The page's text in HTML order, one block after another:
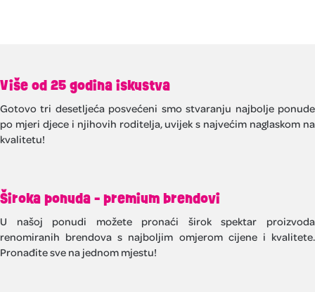
Više od 25 godina iskustva
Gotovo tri desetljeća posvećeni smo stvaranju najbolje ponude
po mjeri djece i njihovih roditelja, uvijek s najvećim naglaskom na
kvalitetu!
Široka ponuda - premium brendovi
U našoj ponudi možete pronaći širok spektar proizvoda
renomiranih brendova s najboljim omjerom cijene i kvalitete.
Pronađite sve na jednom mjestu!